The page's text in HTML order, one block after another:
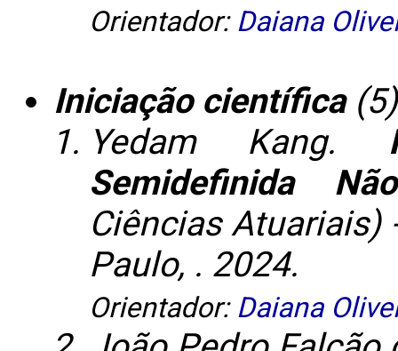
Orientador: Daiana
Iniciação científica(5)
Yedam Kang.
Semidefinida
Ciências Atuariais)
Paulo, . 2024.
Orientador: Daiana